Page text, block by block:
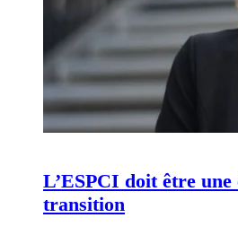
L’ESPCI doit être une
transition